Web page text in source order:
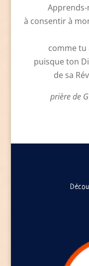
à consentir à
comme tu
puisque ton
de sa
prière de